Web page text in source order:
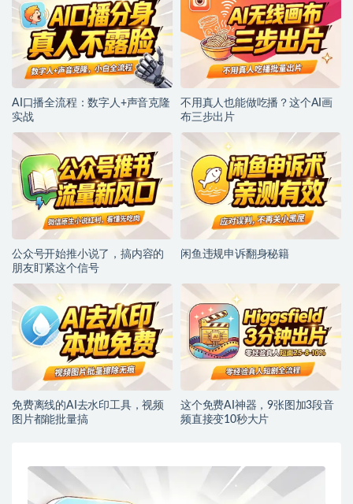
AI口播全流程：数字人+声音克隆
实战
不用真人也能做吃播？这个AI画
布三步出片
公众号开始推小说了，搞内容的
朋友盯紧这个信号
闲鱼违规申诉翻身秘籍
免费离线的AI去水印工具，视频
图片都能批量搞
这个免费AI神器，9张图加3段音
频直接变10秒大片